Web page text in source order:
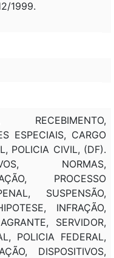
1999.
RECEBIMENTO,
ESPECIAIS, CARGO
POLICIA CIVIL, (DF).
NORMAS,
PROCESSO
SUSPENSÃO,
INFRAÇÃO,
SERVIDOR,
POLICIA FEDERAL,
DISPOSITIVOS,